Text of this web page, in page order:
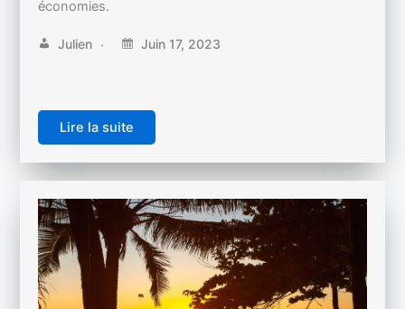
économies.
Julien Juin 17, 2023
Lire la suite